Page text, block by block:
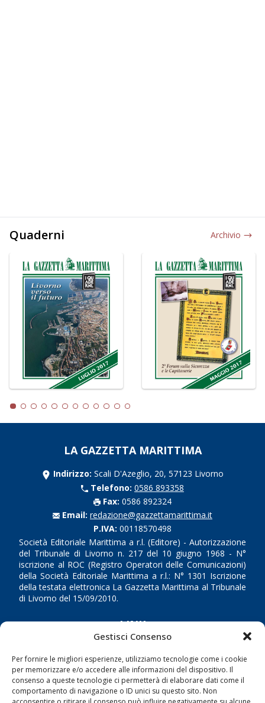
Gestisci Consenso
Per fornire le migliori esperienze, utilizziamo tecnologie come i cookie
per memorizzare e/o accedere alle informazioni del dispositivo. Il
consenso a queste tecnologie ci permetterà di elaborare dati come il
comportamento di navigazione o ID unici su questo sito. Non
Quaderni Archivio
LA GAZZETTA MARITTIMA
Indirizzo: Scali D'Azeglio, 20, 57123 Livorno
Telefono: 0586 893358
Fax: 0586 892324
Email: redazione@gazzettamarittima.it
P.IVA: 00118570498
Società Editoriale Marittima a r.l. (Editore) - Autorizzazione
del Tribunale di Livorno n. 217 del 10 giugno 1968 - N°
iscrizione al ROC (Registro Operatori delle Comunicazioni)
della Società Editoriale Marittima a r.l.: N° 1301 Iscrizione
della testata elettronica La Gazzetta Marittima al Tribunale
di Livorno del 15/09/2010.
LINK
Shipping
Porti/Interporti
Trasporti